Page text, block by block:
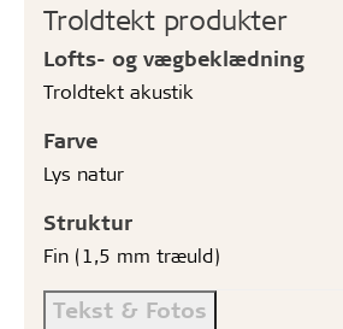
Troldtekt produkter
Lofts- og vægbeklædning
Troldtekt akustik
Farve
Lys natur
Struktur
Fin (1,5 mm træuld)
Tekst & Fotos